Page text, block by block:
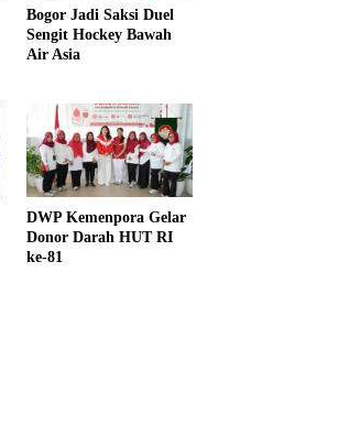
Bogor Jadi Saksi Duel
Sengit Hockey Bawah
Air Asia
DWP Kemenpora Gelar
Donor Darah HUT RI
ke-81